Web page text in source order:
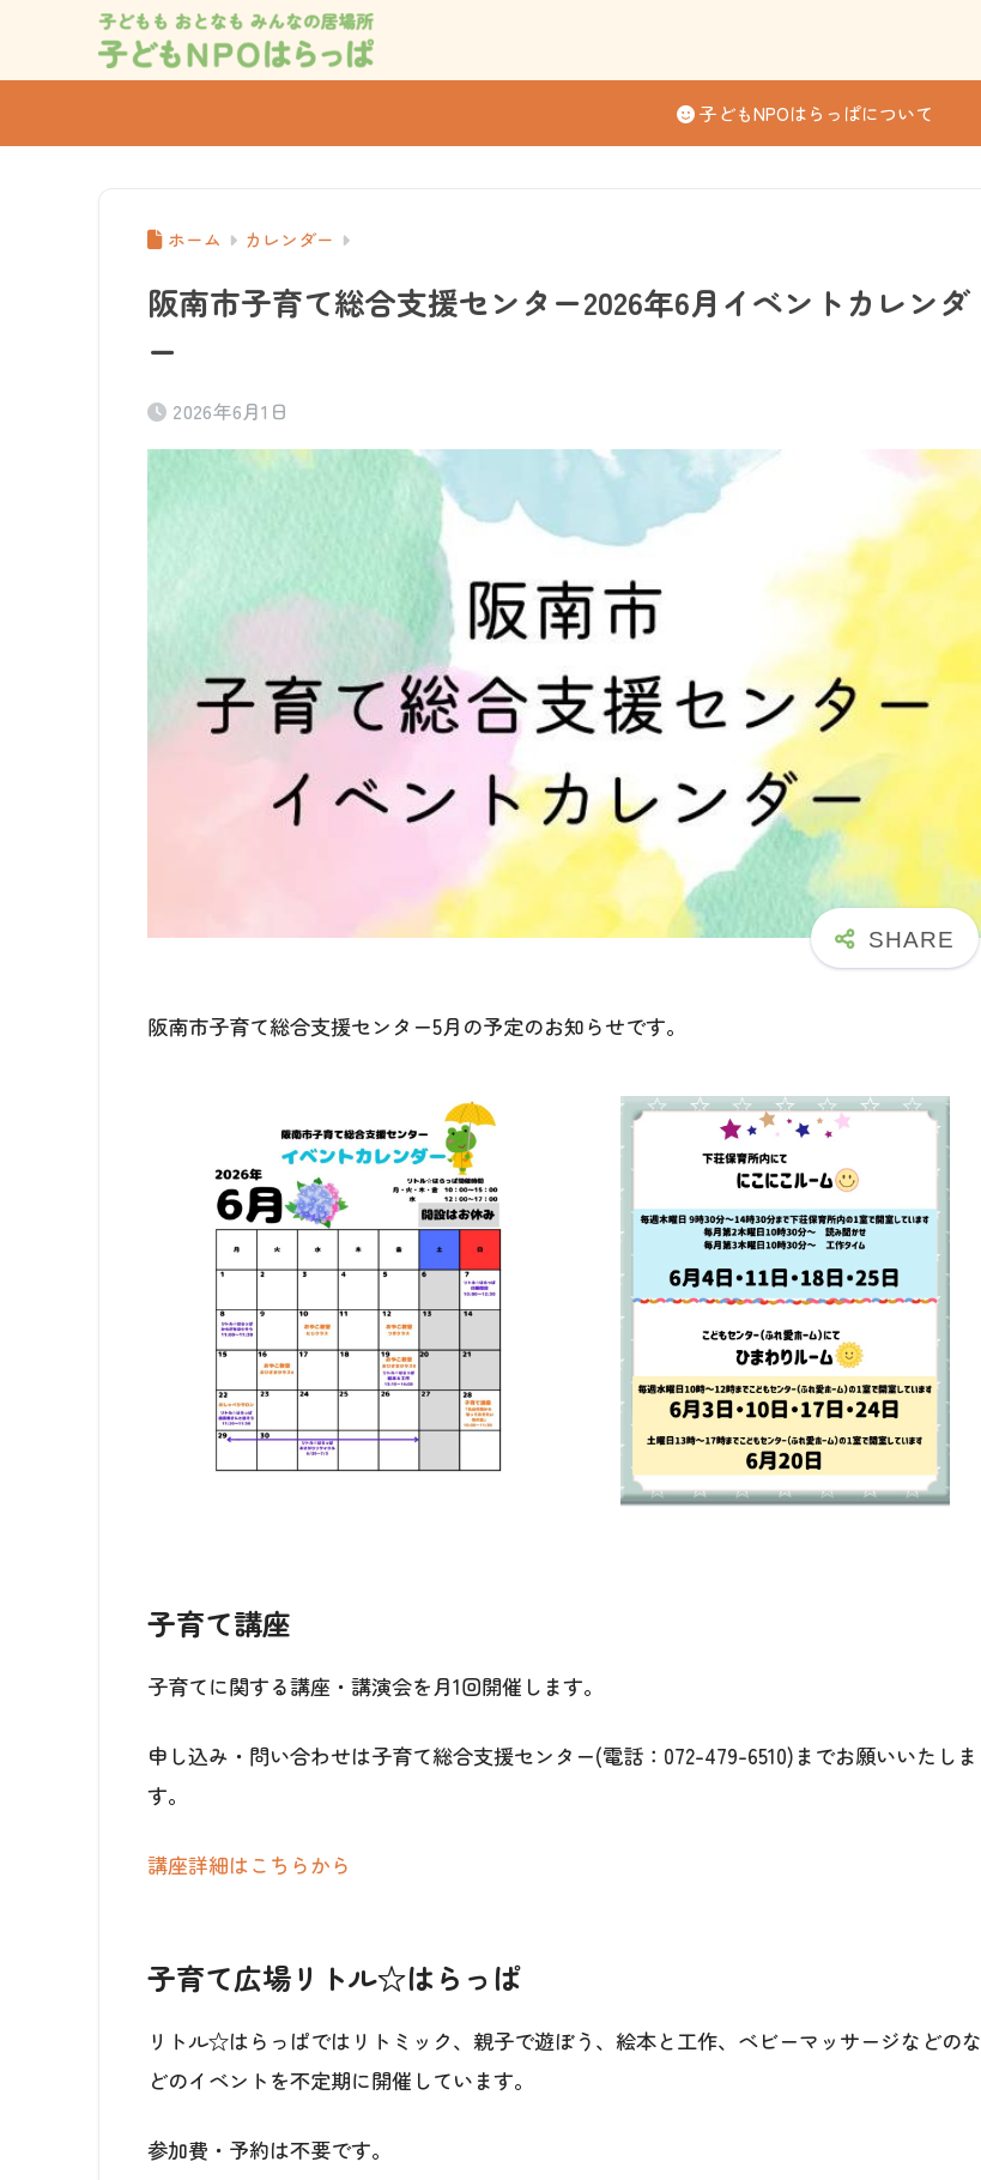
子どもNPOはらっぱについて
ホーム カレンダー
阪南市子育て総合支援センター2026年6月イベントカレンダ
ー
2026年6月1日
阪南市子育て総合支援センター5月の予定のお知らせです。
子育て講座
子育てに関する講座・講演会を月1回開催します。
申し込み・問い合わせは子育て総合支援センター(電話：072-479-6510)までお願いいたしま
す。
講座詳細はこちらから
子育て広場リトル☆はらっぱ
リトル☆はらっぱではリトミック、親子で遊ぼう、絵本と工作、ベビーマッサージなどのな
どのイベントを不定期に開催しています。
参加費・予約は不要です。